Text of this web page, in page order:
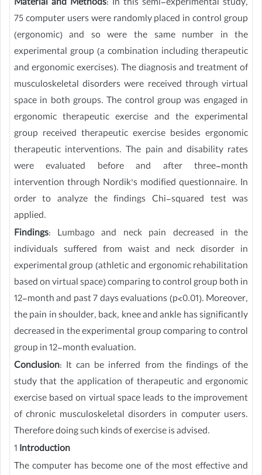
Material and Methods: In this semi-experimental study,
75 computer users were randomly placed in control group
(ergonomic) and so were the same number in the
experimental group (a combination including therapeutic
and ergonomic exercises). The diagnosis and treatment of
musculoskeletal disorders were received through virtual
space in both groups. The control group was engaged in
ergonomic therapeutic exercise and the experimental
group received therapeutic exercise besides ergonomic
therapeutic interventions. The pain and disability rates
were evaluated before and after three-month
intervention through Nordik’s modified questionnaire. In
order to analyze the findings Chi-squared test was
applied.
Findings: Lumbago and neck pain decreased in the
individuals suffered from waist and neck disorder in
experimental group (athletic and ergonomic rehabilitation
based on virtual space) comparing to control group both in
12-month and past 7 days evaluations (p<0.01). Moreover,
the pain in shoulder, back, knee and ankle has significantly
decreased in the experimental group comparing to control
group in 12-month evaluation.
Conclusion: It can be inferred from the findings of the
study that the application of therapeutic and ergonomic
exercise based on virtual space leads to the improvement
of chronic musculoskeletal disorders in computer users.
Therefore doing such kinds of exercise is advised.
1 Introduction
The computer has become one of the most effective and